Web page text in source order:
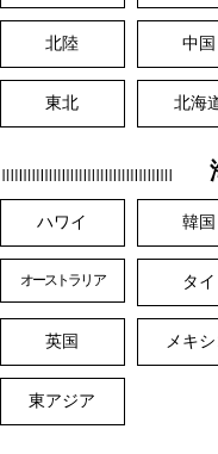
北陸 中国
東北 北海
ハワイ 韓国
オーストラリア タイ
英国 メキシ
東アジア